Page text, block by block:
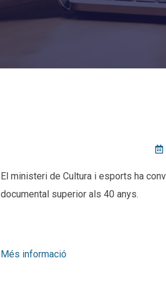
El ministeri de Cultura i esports ha
documental superior als 40 anys.
Més informació